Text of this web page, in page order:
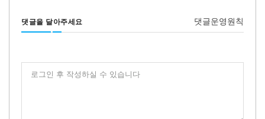
댓글을 달아주세요 댓글운영원칙
로그인 후 작성하실 수 있습니다